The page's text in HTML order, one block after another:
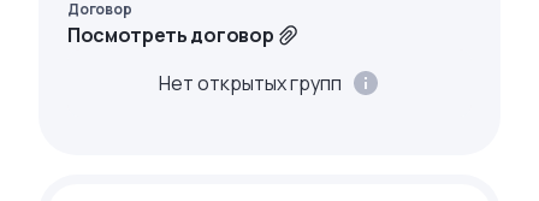
Договор
Посмотреть договор
Нет открытых групп